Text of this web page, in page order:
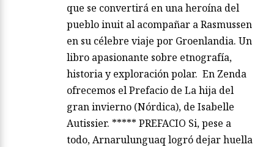
que se convertirá en una heroína del
pueblo inuit al acompañar a Rasmussen
en su célebre viaje por Groenlandia. Un
libro apasionante sobre etnografía,
historia y exploración polar. En Zenda
ofrecemos el Prefacio de La hija del
gran invierno (Nórdica), de Isabelle
Autissier. ***** PREFACIO Si, pese a
todo, Arnarulunguaq logró dejar huella